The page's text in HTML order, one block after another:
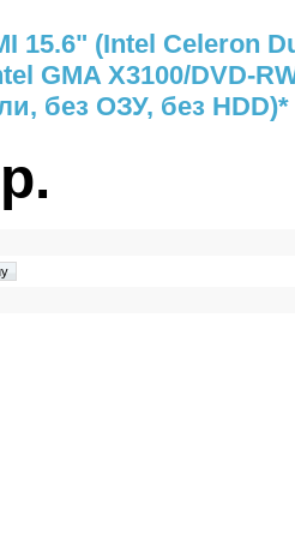
15.6" (Intel Celeron
GMA X3100/DVD-
без ОЗУ, без HDD)*